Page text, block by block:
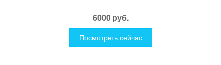
6000 руб.
Посмотреть сейчас